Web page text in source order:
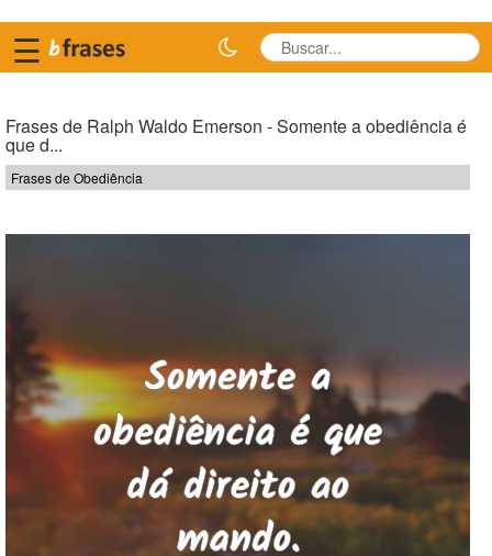
☰
Frases de Ralph Waldo Emerson - Somente a obediência é
que d...
Frases de Obediência